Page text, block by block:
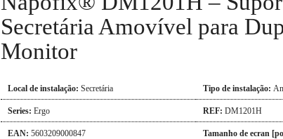
Secretária Amovível para
Monitor
Local de instalação:Secretária Tipo de instalação:
Series:Ergo REF: DM1201H
EAN:5603209000847 Tamanho de ecran